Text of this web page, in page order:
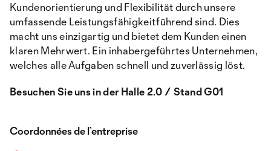
Kundenorientierung und Flexibilität durch unsere
umfassende Leistungsfähigkeitführend sind. Dies
macht uns einzigartig und bietet dem Kunden einen
klaren Mehrwert. Ein inhabergeführtes Unternehmen,
welches alle Aufgaben schnell und zuverlässig löst.
Besuchen Sie uns in der Halle 2.0 / Stand G01
Coordonnées de l’entreprise